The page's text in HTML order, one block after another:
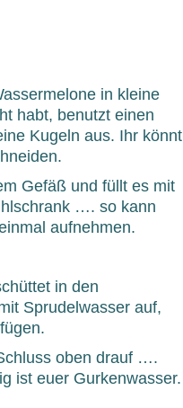
in kleine
habt, benutzt einen
Kugeln aus. Ihr könnt
Gefäß und füllt es mit
…. so kann
aufnehmen.
in den
Sprudelwasser auf,
oben drauf ….
ist euer Gurkenwasser.